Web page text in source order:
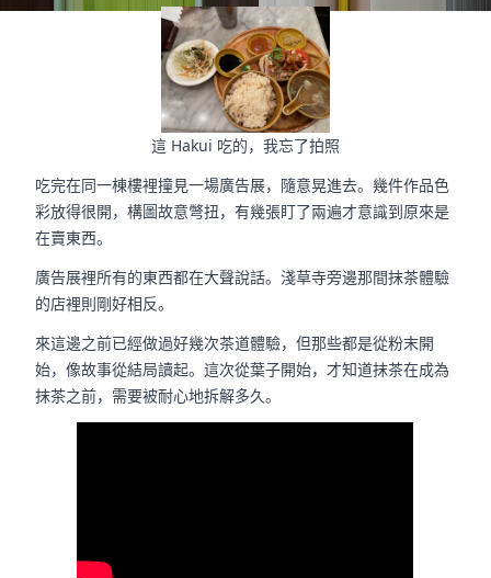
這 Hakui 吃的，我忘了拍照
吃完在同一棟樓裡撞見一場廣告展，隨意晃進去。幾件作品色
彩放得很開，構圖故意彆扭，有幾張盯了兩遍才意識到原來是
在賣東西。
廣告展裡所有的東西都在大聲說話。淺草寺旁邊那間抹茶體驗
的店裡則剛好相反。
來這邊之前已經做過好幾次茶道體驗，但那些都是從粉末開
始，像故事從結局讀起。這次從葉子開始，才知道抹茶在成為
抹茶之前，需要被耐心地拆解多久。